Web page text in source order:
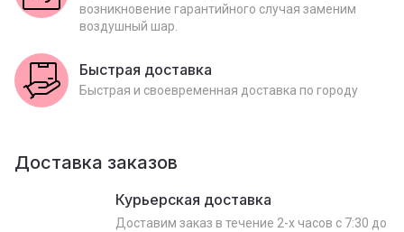
возникновение гарантийного случая заменим
воздушный шар.
Быстрая доставка
Быстрая и своевременная доставка по городу
Доставка заказов
Курьерская доставка
Доставим заказ в течение 2-х часов с 7:30 до